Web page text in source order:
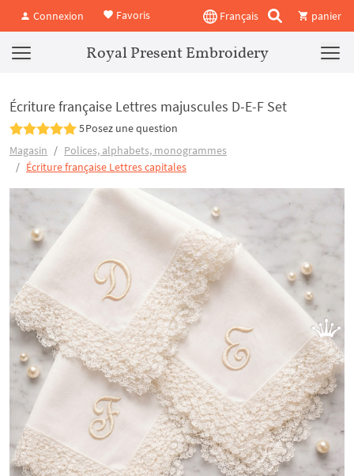
Connexion Favoris Français panier
Royal Present Embroidery
Écriture française Lettres majuscules D-E-F Set
5Posez une question
Magasin
Polices, alphabets, monogrammes
Écriture française Lettres capitales